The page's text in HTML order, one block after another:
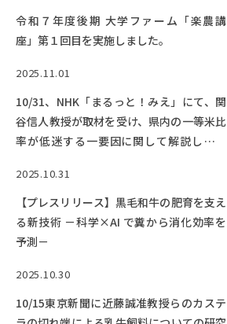
令和７年度後期 大学ファーム「楽農講
座」第１回目を実施しました。
2025.11.01
10/31、NHK「まるっと！みえ」にて、関
谷信人教授が取材を受け、県内の一等米比
率が低迷する一要因に関して解説しまし
2025.10.31
【プレスリリース】黒毛和牛の肥育を支え
る新技術 －科学×AI で糞から消化効率を
予測－
2025.10.30
10/15東京新聞に近藤誠准教授らのカステ